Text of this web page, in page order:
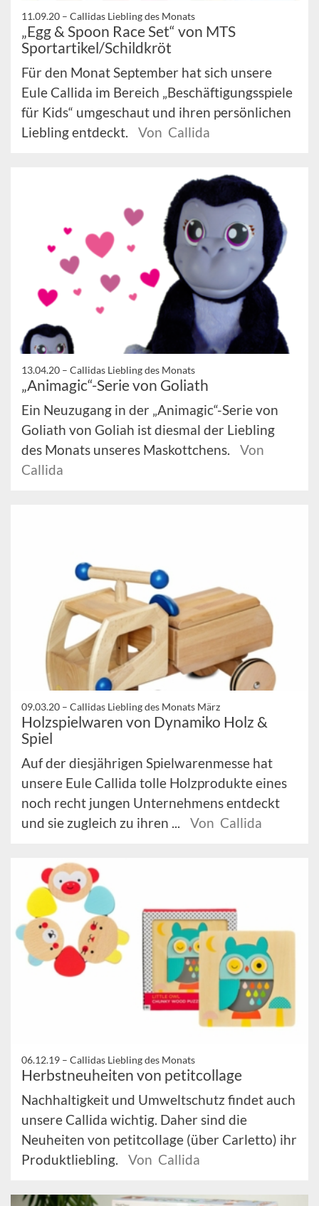
11.09.20 – Callidas Liebling des Monats
„Egg & Spoon Race Set“ von MTS
Sportartikel/Schildkröt
Für den Monat September hat sich unsere
Eule Callida im Bereich „Beschäftigungsspiele
für Kids“ umgeschaut und ihren persönlichen
Liebling entdeckt.
Von Callida
13.04.20 – Callidas Liebling des Monats
„Animagic“-Serie von Goliath
Ein Neuzugang in der „Animagic“-Serie von
Goliath von Goliah ist diesmal der Liebling
des Monats unseres Maskottchens.
Von
Callida
09.03.20 – Callidas Liebling des Monats März
Holzspielwaren von Dynamiko Holz &
Spiel
Auf der diesjährigen Spielwarenmesse hat
unsere Eule Callida tolle Holzprodukte eines
noch recht jungen Unternehmens entdeckt
und sie zugleich zu ihren ...
Von Callida
06.12.19 – Callidas Liebling des Monats
Herbstneuheiten von petitcollage
Nachhaltigkeit und Umweltschutz findet auch
unsere Callida wichtig. Daher sind die
Neuheiten von petitcollage (über Carletto) ihr
Produktliebling.
Von Callida